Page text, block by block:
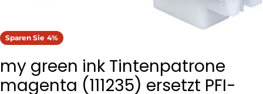
Sparen Sie 4%
my green ink Tintenpatrone
magenta (111235) ersetzt PFI-